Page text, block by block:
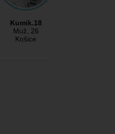
Kumik.18
Muž, 26
Košice